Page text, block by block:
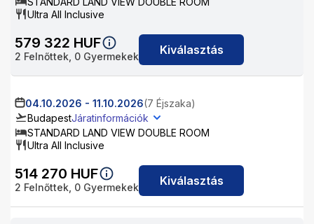
Ultra All Inclusive
579 322 HUF
2 Felnőttek, 0 Gyermekek Kiválasztás
04.10.2026 - 11.10.2026(7 Éjszaka)
BudapestJáratinformációk
STANDARD LAND VIEW DOUBLE ROOM
Ultra All Inclusive
514 270 HUF
2 Felnőttek, 0 Gyermekek Kiválasztás